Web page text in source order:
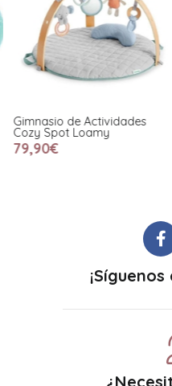
Gimnasio de Actividades
Cozy Spot Loamy
79,90€